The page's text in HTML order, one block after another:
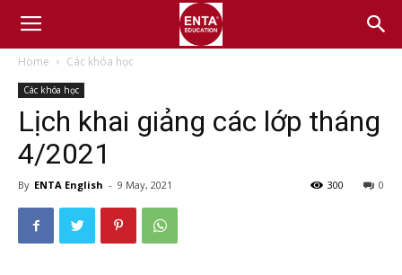
Home Các khóa học
Các khóa học
Lịch khai giảng các lớp tháng
4/2021
By ENTA English - 9 May, 2021 0
300